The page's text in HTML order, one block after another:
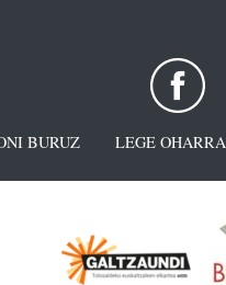
BURUZ LEGE OHARRA